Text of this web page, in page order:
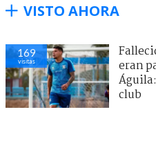
VISTO AHORA
169
visitas
eran
club